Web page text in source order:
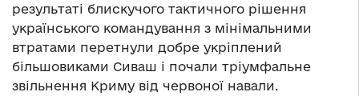
результаті блискучого тактичного рішення
українського командування з мінімальними
втратами перетнули добре укріплений
більшовиками Сиваш і почали тріумфальне
звільнення Криму від червоної навали.